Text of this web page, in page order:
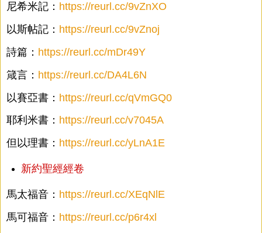
尼希米記： https://reurl.cc/9vZnXO
以斯帖記： https://reurl.cc/9vZnoj
詩篇： https://reurl.cc/mDr49Y
箴言： https://reurl.cc/DA4L6N
以賽亞書： https://reurl.cc/qVmGQ0
耶利米書： https://reurl.cc/v7045A
但以理書： https://reurl.cc/yLnA1E
新約聖經經卷
馬太福音： https://reurl.cc/XEqNlE
馬可福音： https://reurl.cc/p6r4xl